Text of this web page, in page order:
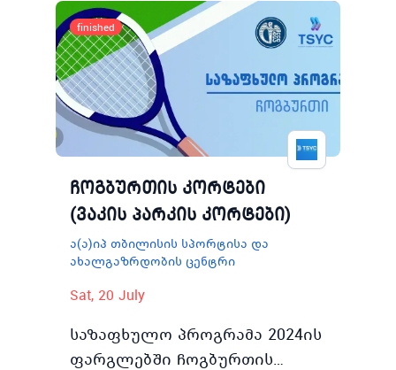
finished
ჩოგბურთის კორტები
(ვაკის პარკის კორტები)
ა(ა)იპ თბილისის სპორტისა და
ახალგაზრდობის ცენტრი
Sat, 20 July
საზაფხულო პროგრამა 2024ის
ფარგლებში ჩოგბურთის